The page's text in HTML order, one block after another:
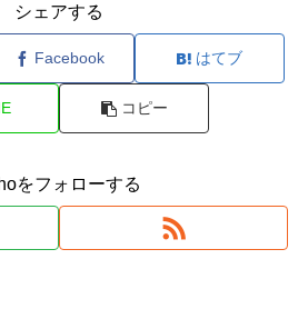
シェアする
Facebook はてブ
コピー
をフォローする